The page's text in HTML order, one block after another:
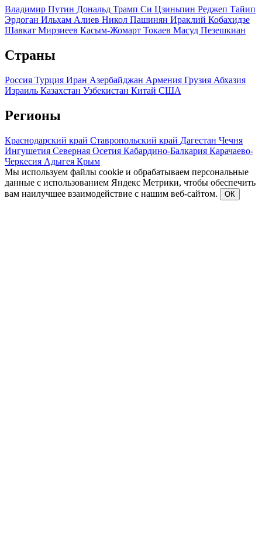
Владимир Путин Дональд Трамп Си Цзиньпин Реджеп Тайип
Эрдоган Ильхам Алиев Никол Пашинян Ираклий Кобахидзе
Шавкат Мирзиеев Касым-Жомарт Токаев Масуд Пезешкиан
Страны
Россия Турция Иран Азербайджан Армения Грузия Абхазия
Израиль Казахстан Узбекистан Китай США
Регионы
Краснодарский край Ставропольский край Дагестан Чечня
Ингушетия Северная Осетия Кабардино-Балкария Карачаево-
Черкесия Адыгея Крым
Мы используем файлы cookie и обрабатываем персональные
данные с использованием Яндекс Метрики, чтобы обеспечить
вам наилучшее взаимодействие с нашим веб-сайтом.
ОК